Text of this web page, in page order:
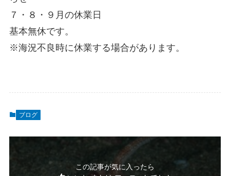
７・８・９月の休業日
基本無休です。
※海況不良時に休業する場合があります。
ブログ
この記事が気に入ったら